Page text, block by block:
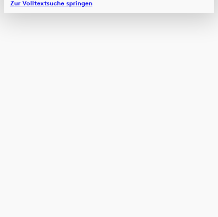
Zur Volltextsuche springen